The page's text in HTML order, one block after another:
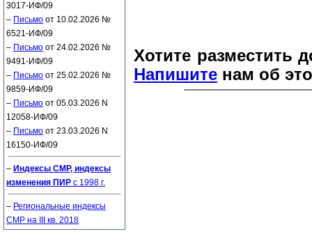
3017-ИФ/09
– Письмо от 10.02.2026 №
6521-ИФ/09
– Письмо от 24.02.2026 №
9491-ИФ/09
– Письмо от 25.02.2026 №
9859-ИФ/09
– Письмо от 05.03.2026 N
12058-ИФ/09
– Письмо от 23.03.2026 N
16150-ИФ/09
– Индексы СМР, индексы
изменения ПИР с 1998 г.
– Региональные индексы
СМР на III кв. 2018
Хотите разместить
Напишите нам об